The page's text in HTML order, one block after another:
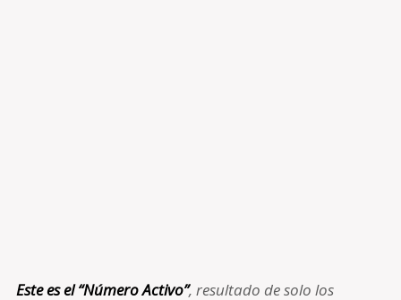
Este es el “Número Activo”, resultado de solo los